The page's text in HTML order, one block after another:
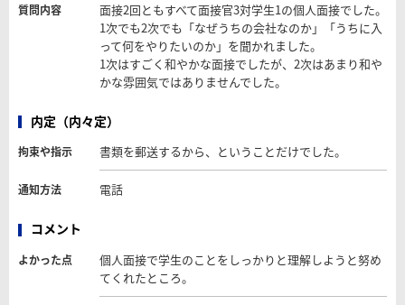
質問内容
面接2回ともすべて面接官3対学生1の個人面接でした。
1次でも2次でも「なぜうちの会社なのか」「うちに入
って何をやりたいのか」を聞かれました。
1次はすごく和やかな面接でしたが、2次はあまり和や
かな雰囲気ではありませんでした。
内定（内々定）
拘束や指示 書類を郵送するから、ということだけでした。
通知方法 電話
コメント
よかった点
個人面接で学生のことをしっかりと理解しようと努め
てくれたところ。